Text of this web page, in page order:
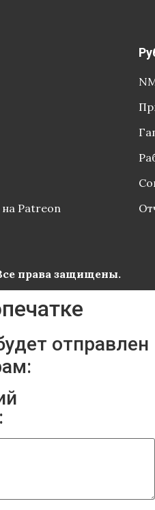
Patreon
права защищены.
отправлен